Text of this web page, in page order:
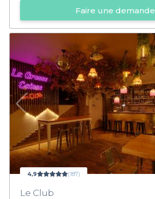
Faire une demande
4,9 (187)
Le Club